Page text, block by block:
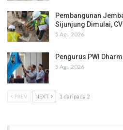
Pembangunan
Sijunjung Dimulai,
5 Agu 2026
Pengurus PWI
5 Agu 2026
PREV NEXT 1 daripada 2